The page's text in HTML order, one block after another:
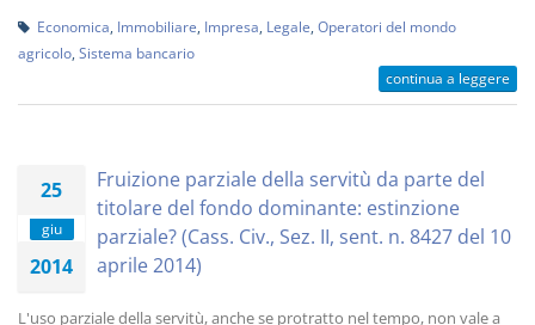
Economica Immobiliare Impresa Legale Operatori del mondo
agricolo Sistema bancario
continua a leggere
25
giu
2014
Fruizione parziale della servitù da parte del
titolare del fondo dominante: estinzione
parziale? (Cass. Civ., Sez. II, sent. n. 8427 del 10
aprile 2014)
L'uso parziale della servitù, anche se protratto nel tempo, non vale a